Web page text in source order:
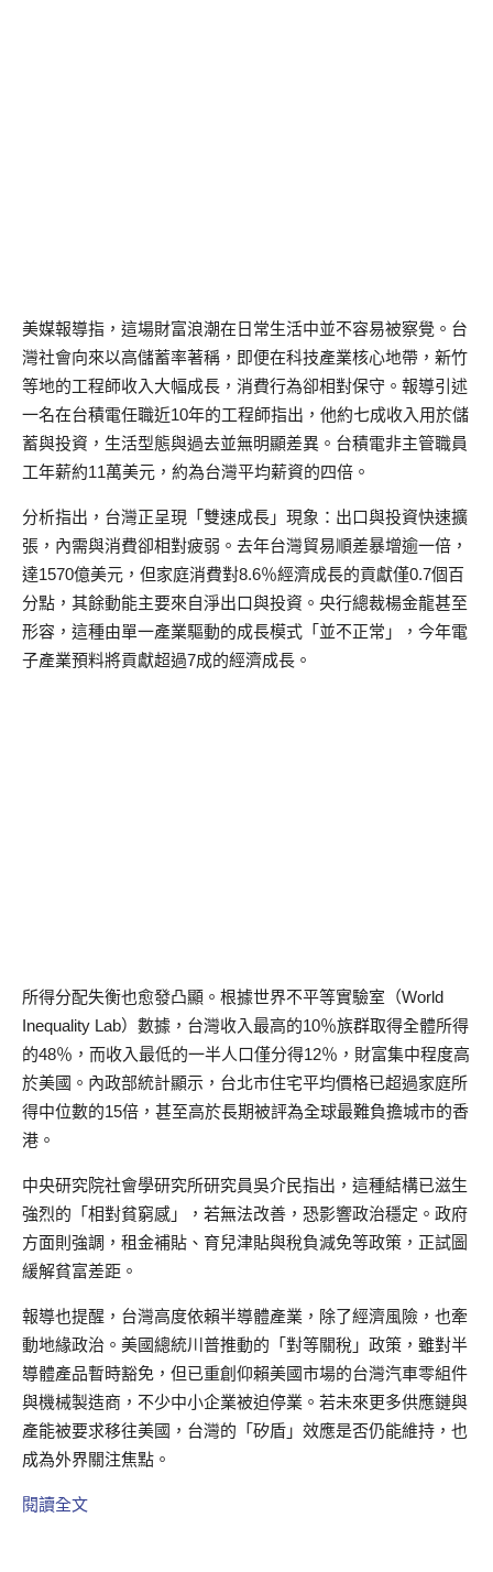
美媒報導指，這場財富浪潮在日常生活中並不容易被察覺。台
灣社會向來以高儲蓄率著稱，即便在科技產業核心地帶，新竹
等地的工程師收入大幅成長，消費行為卻相對保守。報導引述
一名在台積電任職近10年的工程師指出，他約七成收入用於儲
蓄與投資，生活型態與過去並無明顯差異。台積電非主管職員
工年薪約11萬美元，約為台灣平均薪資的四倍。
分析指出，台灣正呈現「雙速成長」現象：出口與投資快速擴
張，內需與消費卻相對疲弱。去年台灣貿易順差暴增逾一倍，
達1570億美元，但家庭消費對8.6％經濟成長的貢獻僅0.7個百
分點，其餘動能主要來自淨出口與投資。央行總裁楊金龍甚至
形容，這種由單一產業驅動的成長模式「並不正常」，今年電
子產業預料將貢獻超過7成的經濟成長。
所得分配失衡也愈發凸顯。根據世界不平等實驗室（World
Inequality Lab）數據，台灣收入最高的10％族群取得全體所得
的48％，而收入最低的一半人口僅分得12％，財富集中程度高
於美國。內政部統計顯示，台北市住宅平均價格已超過家庭所
得中位數的15倍，甚至高於長期被評為全球最難負擔城市的香
港。
中央研究院社會學研究所研究員吳介民指出，這種結構已滋生
強烈的「相對貧窮感」，若無法改善，恐影響政治穩定。政府
方面則強調，租金補貼、育兒津貼與稅負減免等政策，正試圖
緩解貧富差距。
報導也提醒，台灣高度依賴半導體產業，除了經濟風險，也牽
動地緣政治。美國總統川普推動的「對等關稅」政策，雖對半
導體產品暫時豁免，但已重創仰賴美國市場的台灣汽車零組件
與機械製造商，不少中小企業被迫停業。若未來更多供應鏈與
產能被要求移往美國，台灣的「矽盾」效應是否仍能維持，也
成為外界關注焦點。
閱讀全文